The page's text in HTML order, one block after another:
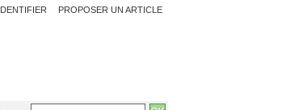
PROPOSER UN ARTICLE